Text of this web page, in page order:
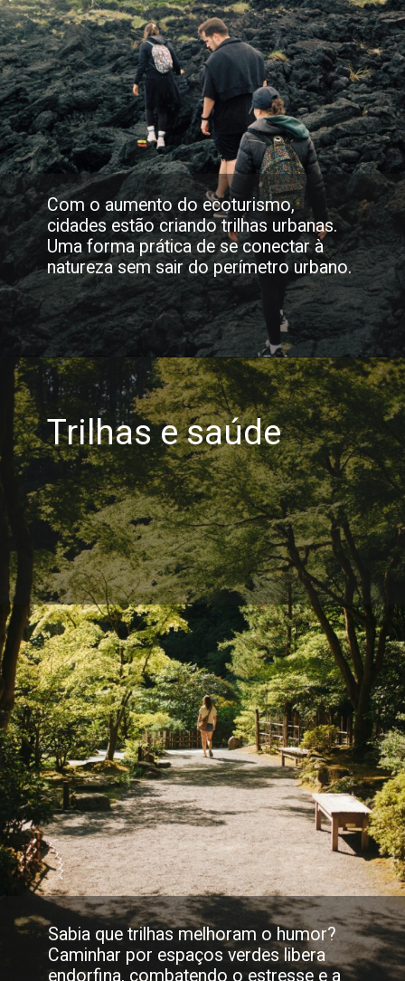
Com o aumento do ecoturismo,
cidades estão criando trilhas urbanas.
Uma forma prática de se conectar à
natureza sem sair do perímetro urbano.
Trilhas e saúde
Sabia que trilhas melhoram o humor?
Caminhar por espaços verdes libera
endorfina, combatendo o estresse e a